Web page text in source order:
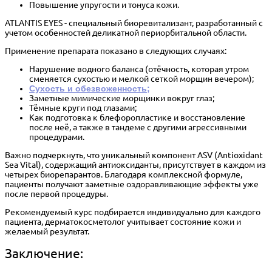
Повышение упругости и тонуса кожи.
ATLANTIS EYES- специальный биоревитализант, разработанный с
учетом особенностей деликатной периорбитальной области.
Применение препарата показано в следующих случаях:
Нарушение водного баланса (отёчность, которая утром
сменяется сухостью и мелкой сеткой морщин вечером);
Сухость и обезвоженность;
Заметные мимические морщинки вокруг глаз;
Тёмные круги под глазами;
Как подготовка к блефоропластике и восстановление
после неё, а также в тандеме с другими агрессивными
процедурами.
Важно подчеркнуть, что уникальный компонент ASV (Antioxidant
Sea Vital), содержащий антиоксиданты, присутствует в каждом из
четырех биорепарантов. Благодаря комплексной формуле,
пациенты получают заметные оздоравливающие эффекты уже
после первой процедуры.
Рекомендуемый курс подбирается индивидуально для каждого
пациента, дерматокосметолог учитывает состояние кожи и
желаемый результат.
Заключение: